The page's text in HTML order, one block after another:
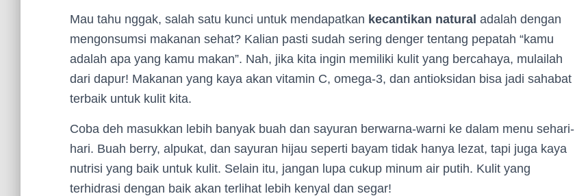
Mau tahu nggak, salah satu kunci untuk mendapatkan kecantikan natural adalah dengan
mengonsumsi makanan sehat? Kalian pasti sudah sering denger tentang pepatah “kamu
adalah apa yang kamu makan”. Nah, jika kita ingin memiliki kulit yang bercahaya, mulailah
dari dapur! Makanan yang kaya akan vitamin C, omega-3, dan antioksidan bisa jadi sahabat
terbaik untuk kulit kita.
Coba deh masukkan lebih banyak buah dan sayuran berwarna-warni ke dalam menu sehari-
hari. Buah berry, alpukat, dan sayuran hijau seperti bayam tidak hanya lezat, tapi juga kaya
nutrisi yang baik untuk kulit. Selain itu, jangan lupa cukup minum air putih. Kulit yang
terhidrasi dengan baik akan terlihat lebih kenyal dan segar!